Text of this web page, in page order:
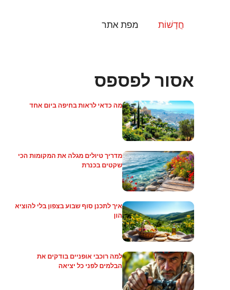
חֲדָשׁוֹת מפת אתר
אסור לפספס
מה כדאי לראות בחיפה ביום אחד
מדריך טיולים מגלה את המקומות הכי
שקטים בכנרת
איך לתכנן סוף שבוע בצפון בלי להוציא
הון
למה רוכבי אופניים בודקים את
הבלמים לפני כל יציאה